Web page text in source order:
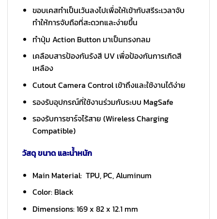
ขอบเคสทำเป็นเว้นลงไปเพื่อให้เข้ากับสรีระเวลาจับ
ทำให้การจับถือที่สะดวกและง่ายขึ้น
ทำปุ่ม Action Button มาเป็นทรงกลม
เคลือบสารป้องกันรังสี UV เพื่อป้องกันการเกิดสี
เหลือง
Cutout Camera Control เข้าถึงและใช้งานได้ง่าย
รองรับอุปกรณ์ที่ใช้งานร่วมกับระบบ MagSafe
รองรับการชาร์จไร้สาย (Wireless Charging
Compatible)
วัสดุ ขนาด และน้ำหนัก
Main Material: TPU, PC, Aluminum
Color: Black
Dimensions: 169 x 82 x 12.1 mm